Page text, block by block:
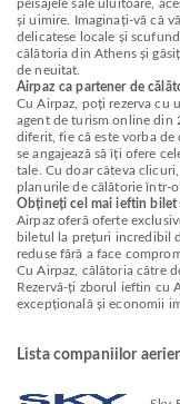
peisajele sale uluitoare,
și uimire. Imaginați-vă că
delicatese locale și
călătoria din Athens și
de neuitat.
Airpaz ca partener de
Cu Airpaz, poți rezerva cu
agent de turism online din
diferit, fie că este vorba de
se angajează să îți ofere
tale. Cu doar câteva
planurile de călătorie într-
Obțineți cel mai ieftin bilet
Airpaz oferă oferte
biletul la prețuri incredibil
reduse fără a face
Cu Airpaz, călătoria către
Rezervă-ți zborul ieftin cu
excepțională și economii
Lista companiilor